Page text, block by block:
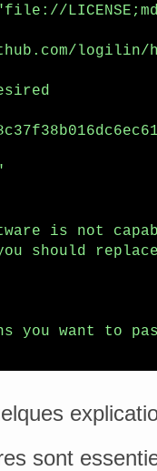
"file://
logilin/
is not
should
you want to
sont